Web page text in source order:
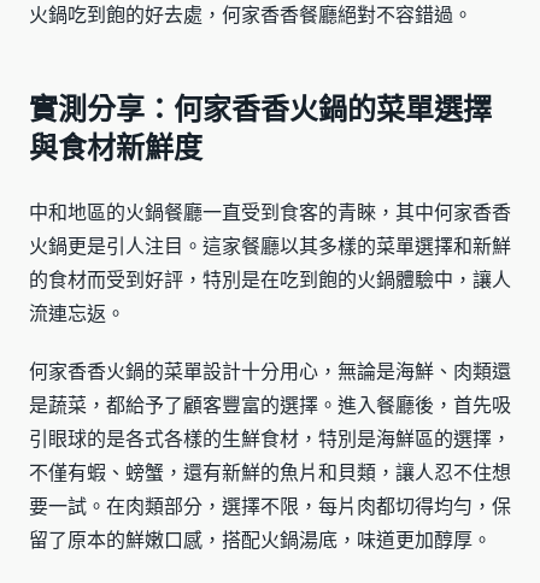
火鍋吃到飽的好去處，何家香香餐廳絕對不容錯過。
實測分享：何家香香火鍋的菜單選擇
與食材新鮮度
中和地區的火鍋餐廳一直受到食客的青睞，其中何家香香
火鍋更是引人注目。這家餐廳以其多樣的菜單選擇和新鮮
的食材而受到好評，特別是在吃到飽的火鍋體驗中，讓人
流連忘返。
何家香香火鍋的菜單設計十分用心，無論是海鮮、肉類還
是蔬菜，都給予了顧客豐富的選擇。進入餐廳後，首先吸
引眼球的是各式各樣的生鮮食材，特別是海鮮區的選擇，
不僅有蝦、螃蟹，還有新鮮的魚片和貝類，讓人忍不住想
要一試。在肉類部分，選擇不限，每片肉都切得均勻，保
留了原本的鮮嫩口感，搭配火鍋湯底，味道更加醇厚。